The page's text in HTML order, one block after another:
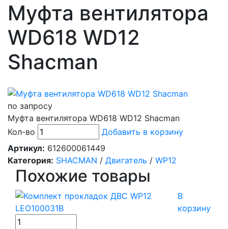
Муфта вентилятора
WD618 WD12
Shacman
по запросу
Муфта вентилятора WD618 WD12 Shacman
Кол-во
Добавить в корзину
Артикул: 612600061449
Категория: SHACMAN / Двигатель / WP12
Похожие товары
В
корзину